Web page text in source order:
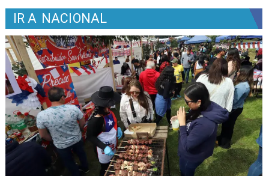
IR A NACIONAL